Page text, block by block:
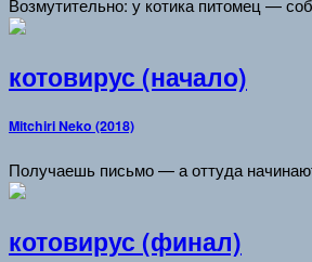
Возмутительно: у котика питомец —
котовирус (начало)
Mitchiri Neko (2018)
Получаешь письмо — а оттуда
котовирус (финал)